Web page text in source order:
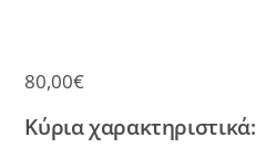
80,00€
Κύρια χαρακτηριστικά: